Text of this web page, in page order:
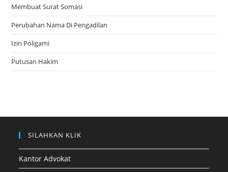
Membuat Surat Somasi
Perubahan Nama Di Pengadilan
Izin Poligami
Putusan Hakim
SILAHKAN KLIK
Kantor Advokat